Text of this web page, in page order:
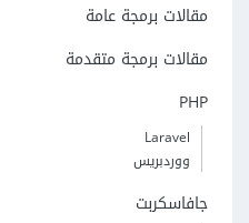
مقالات برمجة عامة
مقالات برمجة متقدمة
PHP
Laravel
ووردبريس
جافاسكربت